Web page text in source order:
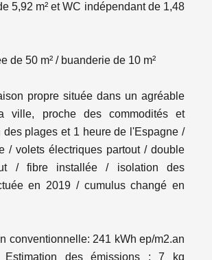
5,92 m² et WC indépendant de 1,48
de 50 m² / buanderie de 10 m²
propre située dans un agréable
ville, proche des commodités et
des plages et 1 heure de l'Espagne /
/ volets électriques partout / double
/ fibre installée / isolation des
en 2019 / cumulus changé en
conventionnelle: 241 kWh ep/m2.an
des émissions : 7 kg